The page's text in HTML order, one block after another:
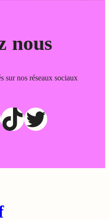
nous
sur nos réseaux sociaux
TikTok Twitter